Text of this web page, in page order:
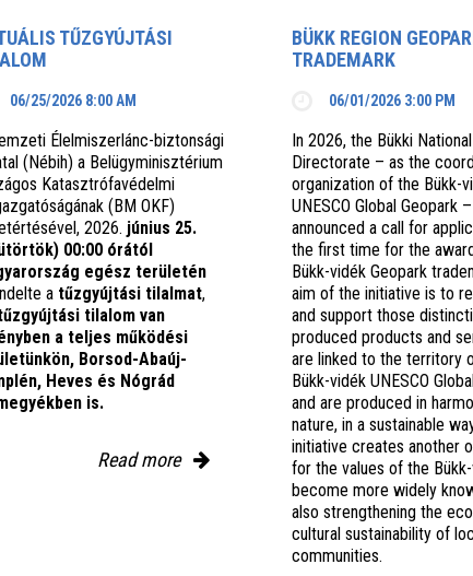
TŰZGYÚJTÁSI
06/25/2026 8:00 AM
Élelmiszerlánc-biztonsági
(Nébih) a Belügyminisztérium
Katasztrófavédelmi
(BM OKF)
2026. június 25.
00:00 órától
egész területén
a tűzgyújtási tilalmat,
tilalom van
a teljes működési
Borsod-Abaúj-
Heves és Nógrád
is.
Read more
BÜKK REGION
TRADEMARK
06/01/2026 3:00 PM
In 2026, the Bükki
Directorate – as the
organization of the Bükk-
UNESCO Global Geopark –
announced a call for
the first time for the
Bükk-vidék Geopark
aim of the initiative is to
and support those
produced products and
are linked to the territory
Bükk-vidék UNESCO
and are produced in
nature, in a sustainable
initiative creates another
for the values of the
become more widely
also strengthening the
cultural sustainability of
communities.